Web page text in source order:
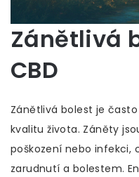
Zánětlivá
CBD
Zánětlivá bolest je
kvalitu života. Záněty
poškození nebo infekci,
zarudnutí a bolestem.